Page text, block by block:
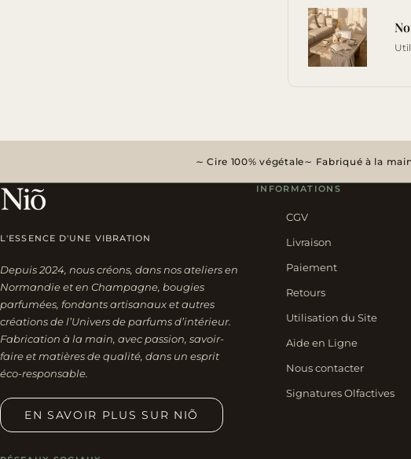
Cire 100% végétale Fabriqué à la
L'ESSENCE D'UNE VIBRATION
Depuis 2024, nous créons, dans nos ateliers en
Normandie et en Champagne, bougies
parfumées, fondants artisanaux et autres
créations de l’Univers de parfums d’intérieur.
Fabrication à la main, avec passion, savoir-
faire et matières de qualité, dans un esprit
éco-responsable.
EN SAVOIR PLUS SUR NIÕ
INFORMATIONS
CGV
Livraison
Paiement
Retours
Utilisation du Site
Aide en Ligne
Nous contacter
Signatures Olfactives